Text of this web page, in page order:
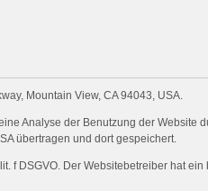
Mountain View, CA 94043, USA.
Analyse der Benutzung der Website
übertragen und dort gespeichert.
f DSGVO. Der Websitebetreiber hat